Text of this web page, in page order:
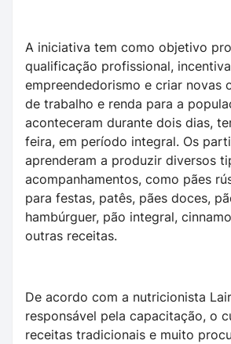
A iniciativa tem como objetivo
qualificação profissional,
empreendedorismo e criar novas
de trabalho e renda para a
aconteceram durante dois dias,
feira, em período integral. Os
aprenderam a produzir diversos
acompanhamentos, como pães
para festas, patês, pães doces,
hambúrguer, pão integral,
outras receitas.
De acordo com a nutricionista
responsável pela capacitação, o
receitas tradicionais e muito